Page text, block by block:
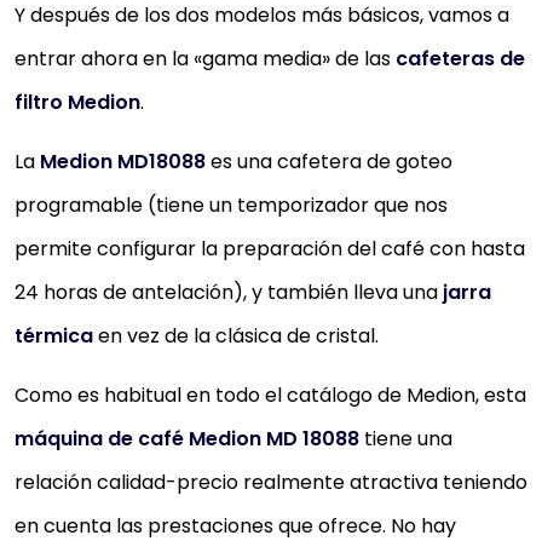
Y después de los dos modelos más básicos, vamos a
entrar ahora en la «gama media» de las cafeteras de
filtro Medion.
La Medion MD18088es una cafetera de goteo
programable (tiene un temporizador que nos
permite configurar la preparación del café con hasta
24 horas de antelación), y también lleva una jarra
térmicaen vez de la clásica de cristal.
Como es habitual en todo el catálogo de Medion, esta
máquina de café Medion MD 18088 tiene una
relación calidad-precio realmente atractiva teniendo
en cuenta las prestaciones que ofrece. No hay